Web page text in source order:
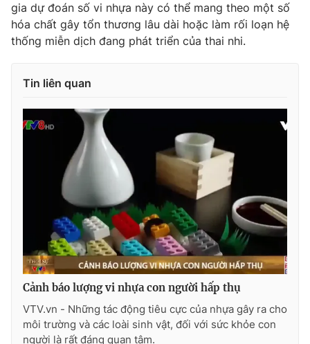
Emagazine Podcast
VTV Thể thao
VTV Sức khoẻ Bất động sản
Thị trường 24h Tấm lòng Việt
VTV4 Vươn mình bằng AI
VTV8
Liên hệ tòa soạn English
gia dự đoán số vi nhựa này có thể mang theo một số
hóa chất gây tổn thương lâu dài hoặc làm rối loạn hệ
thống miễn dịch đang phát triển của thai nhi.
Tin liên quan
Cảnh báo lượng vi nhựa con người hấp thụ
VTV.vn - Những tác động tiêu cực của nhựa gây ra cho
môi trường và các loài sinh vật, đối với sức khỏe con
người là rất đáng quan tâm.